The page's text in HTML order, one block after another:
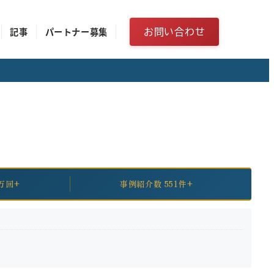
記事 パートナー募集 お問い合わせ
回+ 事例紹介数 551件+